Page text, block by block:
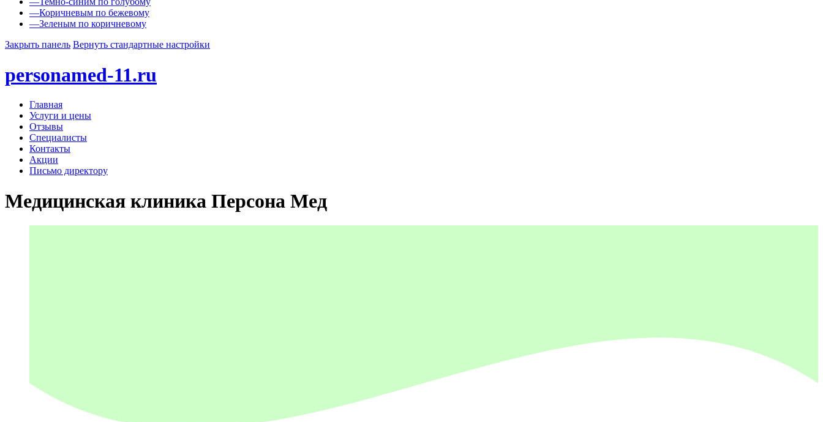
—Коричневым по бежевому
—Зеленым по коричневому
Закрыть панель Вернуть стандартные настройки
personamed-11.ru
Главная
Услуги и цены
Отзывы
Специалисты
Контакты
Акции
Письмо директору
Медицинская клиника Персона Мед